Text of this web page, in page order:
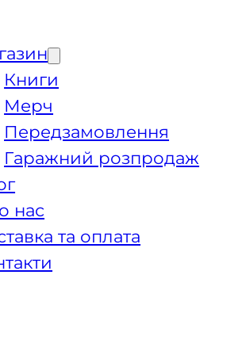
Книги
Мерч
Передзамовлення
Гаражний розпродаж
нас
та оплата